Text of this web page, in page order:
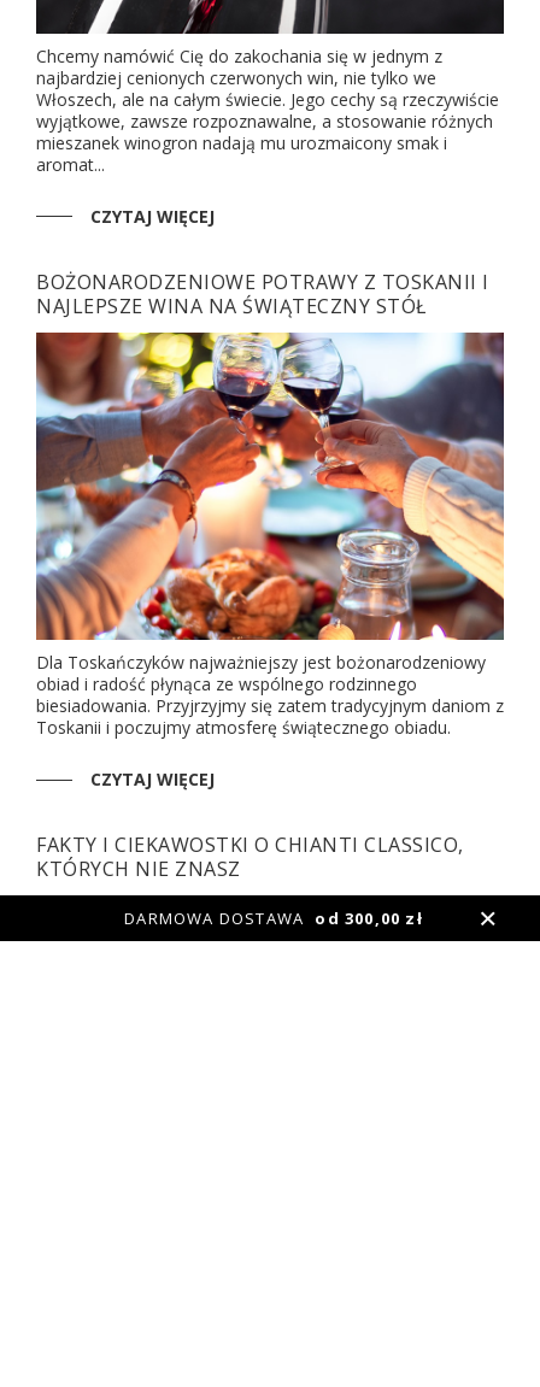
DARMOWA DOSTAWA od 300,00 zł
Chcemy namówić Cię do zakochania się w jednym z
najbardziej cenionych czerwonych win, nie tylko we
Włoszech, ale na całym świecie. Jego cechy są rzeczywiście
wyjątkowe, zawsze rozpoznawalne, a stosowanie różnych
mieszanek winogron nadają mu urozmaicony smak i
aromat...
CZYTAJ WIĘCEJ
BOŻONARODZENIOWE POTRAWY Z TOSKANII I
NAJLEPSZE WINA NA ŚWIĄTECZNY STÓŁ
Dla Toskańczyków najważniejszy jest bożonarodzeniowy
obiad i radość płynąca ze wspólnego rodzinnego
biesiadowania. Przyjrzyjmy się zatem tradycyjnym daniom z
Toskanii i poczujmy atmosferę świątecznego obiadu.
CZYTAJ WIĘCEJ
FAKTY I CIEKAWOSTKI O CHIANTI CLASSICO,
KTÓRYCH NIE ZNASZ